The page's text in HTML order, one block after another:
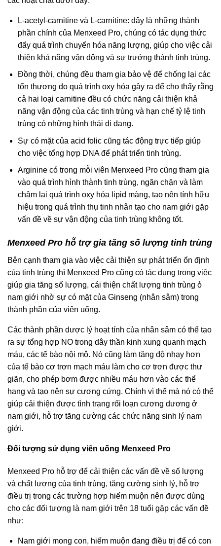
L-acetyl-carnitine và L-carnitine: đây là những thành
phần chính của Menxeed Pro, chúng có tác dụng thức
đẩy quá trình chuyển hóa năng lượng, giúp cho việc cải
thiện khả năng vận động và sự trưởng thành tinh trùng.
Đồng thời, chúng đều tham gia bảo vệ để chống lại các
tổn thương do quá trình oxy hóa gây ra để cho thấy rằng
cả hai loại carnitine đều có chức năng cải thiện khả
năng vận động của các tinh trùng và hạn chế tỷ lệ tinh
trùng có những hình thái dị dạng.
Sự có mặt của acid folic cũng tác động trực tiếp giúp
cho việc tổng hợp DNA để phát triển tinh trùng.
Arginine có trong mỗi viên Menxeed Pro cũng tham gia
vào quá trình hình thành tinh trùng, ngăn chặn và làm
chậm lại quá trình oxy hóa lipid màng, tạo nên tính hữu
hiệu trong quá trình thụ tinh nhân tạo cho nam giới gặp
vấn đề về sự vận động của tinh trùng không tốt.
Menxeed Pro hỗ trợ gia tăng số lượng tinh trùng
Bên cạnh tham gia vào việc cải thiện sự phát triển ổn định
của tinh trùng thì Menxeed Pro cũng có tác dụng trong việc
giúp gia tăng số lượng, cái thiện chất lượng tinh trùng ỏ
nam giới nhờ sự có mặt của Ginseng (nhân sâm) trong
thành phần của viên uống.
Các thành phần dược lý hoạt tính của nhân sâm có thể tạo
ra sự tổng hợp NO trong dây thần kinh xung quanh mạch
máu, các tế bào nội mô. Nó cũng làm tăng độ nhạy hơn
của tế bào cơ trơn mạch máu làm cho cơ trơn được thư
giãn, cho phép bơm được nhiều máu hơn vào các thể
hang và tạo nên sự cương cứng. Chính vì thế mà nó có thể
giúp cải thiện được tình trạng rối loạn cương dương ở
nam giới, hỗ trợ tăng cường các chức năng sinh lý nam
giới.
Đối tượng sử dụng viên uống Menxeed Pro
Menxeed Pro hỗ trợ để cải thiện các vấn đề về số lượng
và chất lượng của tinh trùng, tăng cường sinh lý, hỗ trợ
điều trị trong các trường hợp hiếm muộn nên được dùng
cho các đối tượng là nam giới trên 18 tuổi gặp các vấn đề
như:
Nam giới mong con, hiếm muộn đang điều trị để có con